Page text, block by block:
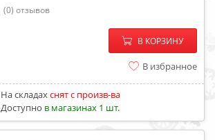
(0) отзывов
− +
В КОРЗИНУ
В избранное
На складахcнят с произв-ва
Доступно в магазинах 1 шт.